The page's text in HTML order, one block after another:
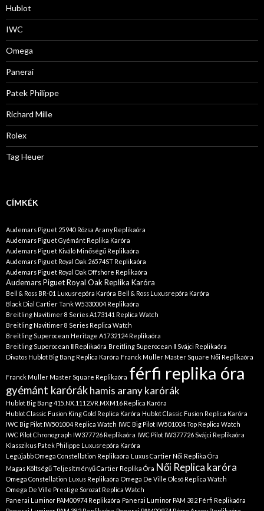
Hublot
IWC
Omega
Panerai
Patek Philippe
Richard Mille
Rolex
Tag Heuer
CÍMKÉK
Audemars Piguet 25940 Rózsa Arany Replikaóra
Audemars Piguet Gyémánt Replika Karóra
Audemars Piguet Kiváló Minőségű Replikaóra
Audemars Piguet Royal Oak 26574ST Replikaóra
Audemars Piguet Royal Oak Offshore Replikaóra
Audemars Piguet Royal Oak Replika Karóra
Bell & Ross BR-01 Luxusrepóra Karóra Bell & Ross Luxusrepóra Karóra
Black Dial Cartier Tank W5330004 Replikaóra
Breitling Navitimer 8 Series A173141 Replica Watch
Breitling Navitimer 8 Series Replica Watch
Breitling Superocean Heritage A1732124 Replikaóra
Breitling Superocean Ⅱ Replikaóra Breitling Superocean Ⅱ Svájci Replikaóra
Divatos Hublot Big Bang Replica Karóra Franck Muller Master Square Női Replikaóra
Franck Muller Master Square Replikaóra férfi replika óra
gyémánt karórákhamis arany karórák
Hublot Big Bang 415.NX.1112.VR.MXM16 Replica Karóra
Hublot Classic Fusion King Gold Replica Karóra Hublot Classic Fusion Replica Karóra
IWC Big Pilot IW501004 Replica Watch IWC Big Pilot IW501004 Top Replica Watch
IWC Pilot Chronograph IW377726 Replikaóra IWC Pilot IW377726 Svájci Replikaóra
Klasszikus Patek Philippe Luxusrepóra Karóra
Legújabb Omega Constellation Replikaóra Luxus Cartier Női Replika Óra
Magas Költségű Teljesítményű Cartier Replika Óra Női Replica karóra
Omega Constellation Luxus Replikaóra Omega De Ville Olcsó Replica Watch
Omega De Ville Prestige Sorozat Replica Watch
Panerai Luminor PAM00974 Replikaóra Panerai Luminor PAM 382 Férfi Replikaóra